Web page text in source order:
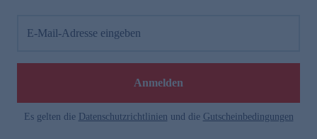
E-Mail-Adresse eingeben
Anmelden
Es gelten die Datenschutzrichtlinien und die Gutscheinbedingungen